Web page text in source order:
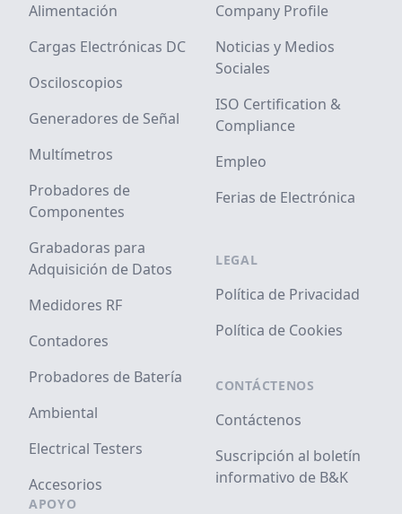
Alimentación
Cargas Electrónicas DC
Osciloscopios
Generadores de Señal
Multímetros
Probadores de
Componentes
Grabadoras para
Adquisición de Datos
Medidores RF
Contadores
Probadores de Batería
Ambiental
Electrical Testers
Accesorios
APOYO
Company Profile
Noticias y Medios
Sociales
ISO Certification &
Compliance
Empleo
Ferias de Electrónica
LEGAL
Política de Privacidad
Política de Cookies
CONTÁCTENOS
Contáctenos
Suscripción al boletín
informativo de B&K